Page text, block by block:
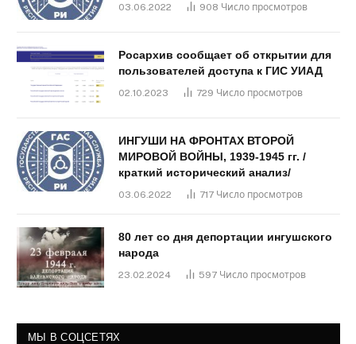
03.06.2022 908 Число просмотров
Росархив сообщает об открытии для
пользователей доступа к ГИС УИАД
02.10.2023 729 Число просмотров
ИНГУШИ НА ФРОНТАХ ВТОРОЙ
МИРОВОЙ ВОЙНЫ, 1939-1945 гг. /
краткий исторический анализ/
03.06.2022 717 Число просмотров
80 лет со дня депортации ингушского
народа
23.02.2024 597 Число просмотров
МЫ В СОЦСЕТЯХ